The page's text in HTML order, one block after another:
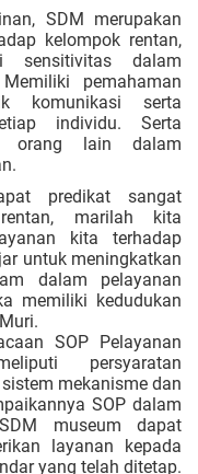
SDM merupakan
kelompok rentan,
sensitivitas dalam
pemahaman
komunikasi serta
individu. Serta
orang lain dalam
predikat sangat
marilah kita
kita terhadap
untuk meningkatkan
dalam pelayanan
memiliki kedudukan
SOP Pelayanan
persyaratan
mekanisme dan
SOP dalam
museum dapat
layanan kepada
yang telah ditetap.